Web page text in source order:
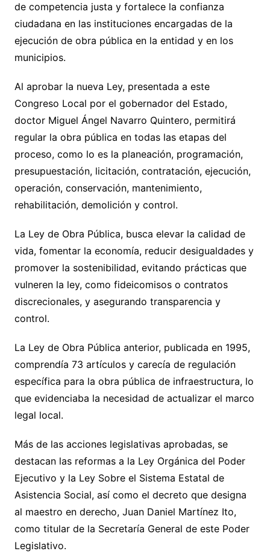
de competencia justa y fortalece la confianza
ciudadana en las instituciones encargadas de la
ejecución de obra pública en la entidad y en los
municipios.
Al aprobar la nueva Ley, presentada a este
Congreso Local por el gobernador del Estado,
doctor Miguel Ángel Navarro Quintero, permitirá
regular la obra pública en todas las etapas del
proceso, como lo es la planeación, programación,
presupuestación, licitación, contratación, ejecución,
operación, conservación, mantenimiento,
rehabilitación, demolición y control.
La Ley de Obra Pública, busca elevar la calidad de
vida, fomentar la economía, reducir desigualdades y
promover la sostenibilidad, evitando prácticas que
vulneren la ley, como fideicomisos o contratos
discrecionales, y asegurando transparencia y
control.
La Ley de Obra Pública anterior, publicada en 1995,
comprendía 73 artículos y carecía de regulación
específica para la obra pública de infraestructura, lo
que evidenciaba la necesidad de actualizar el marco
legal local.
Más de las acciones legislativas aprobadas, se
destacan las reformas a la Ley Orgánica del Poder
Ejecutivo y la Ley Sobre el Sistema Estatal de
Asistencia Social, así como el decreto que designa
al maestro en derecho, Juan Daniel Martínez Ito,
como titular de la Secretaría General de este Poder
Legislativo.